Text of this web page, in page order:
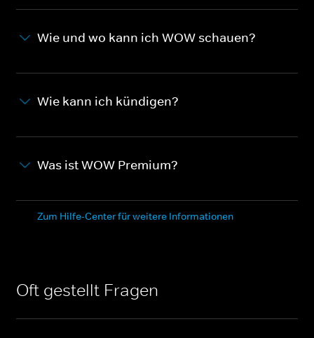
Wie und wo kann ich WOW schauen?
Wie kann ich kündigen?
Was ist WOW Premium?
Zum Hilfe-Center für weitere Informationen
Oft gestellt Fragen